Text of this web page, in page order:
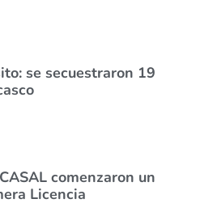
se secuestraron 19
comenzaron un
Licencia